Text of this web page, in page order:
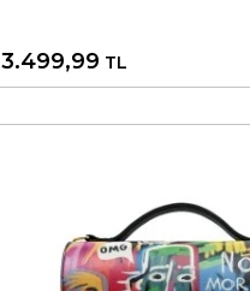
3.499,99 TL